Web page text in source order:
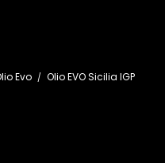
Evo Olio EVO Sicilia IGP